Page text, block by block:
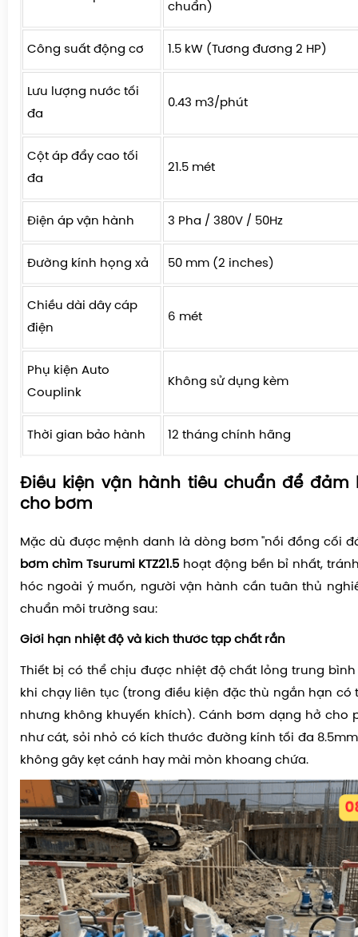
chuẩn)
Công suất động cơ 1.5 kW (Tương đương 2 HP)
Lưu lượng nước tối
đa
0.43 m3/phút
Cột áp đẩy cao tối
đa
21.5 mét
Điện áp vận hành 3 Pha / 380V / 50Hz
Đường kính họng xả 50 mm (2 inches)
Chiều dài dây cáp
điện
6 mét
Phụ kiện Auto
Couplink
Không sử dụng kèm
Thời gian bảo hành 12 tháng chính hãng
Điều kiện vận hành tiêu chuẩn để đảm
cho bơm
Mặc dù được mệnh danh là dòng bơm "nồi đồng cối
bơm chìm Tsurumi KTZ21.5 hoạt động bền bỉ nhất,
hóc ngoài ý muốn, người vận hành cần tuân thủ
chuẩn môi trường sau:
Giới hạn nhiệt độ và kích thước tạp chất rắn
Thiết bị có thể chịu được nhiệt độ chất lỏng trung bình
khi chạy liên tục (trong điều kiện đặc thù ngắn hạn có
nhưng không khuyến khích). Cánh bơm dạng hở cho
như cát, sỏi nhỏ có kích thước đường kính tối đa
không gây kẹt cánh hay mài mòn khoang chứa.